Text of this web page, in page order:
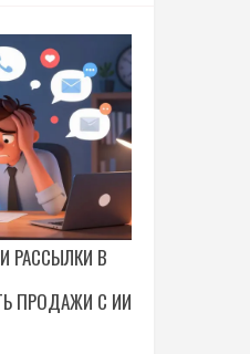
РАССЫЛКИ В
ПРОДАЖИ С ИИ